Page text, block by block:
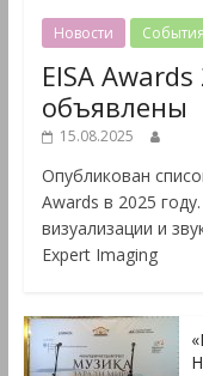
Новости События
EISA
объявлены
15.08.2025
Опубликован
Awards в 2025
визуализации и
Expert Imaging